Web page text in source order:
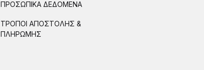
ΠΡΟΣΩΠΙΚΑ ΔΕΔΟΜΕΝΑ
ΤΡΟΠΟΙ ΑΠΟΣΤΟΛΗΣ &
ΠΛΗΡΩΜΗΣ